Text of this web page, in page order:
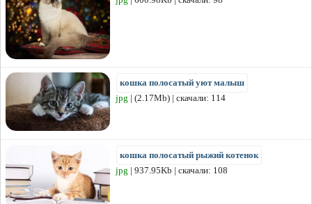
кошка полосатый уют малыш
jpg | (2.17Mb) | скачали: 114
кошка полосатый рыжий котенок
jpg | 937.95Kb | скачали: 108